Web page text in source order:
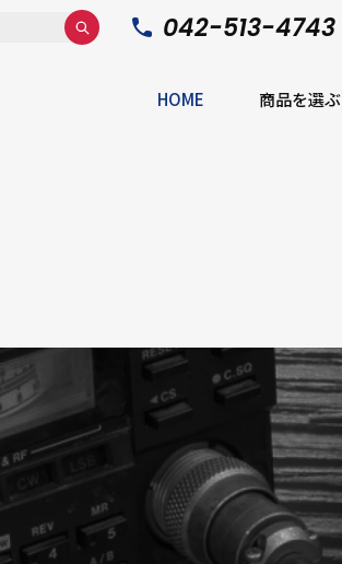
042-513-4743
HOME 商品を選ぶ
アクセサリー
イヤホンマイク